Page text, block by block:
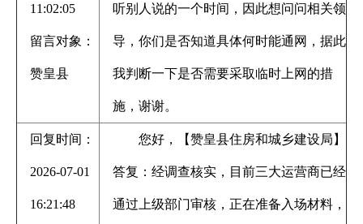
11:02:05
留言对象：
赞皇县
听别人说的一个时间，因此想问问相关领
导，你们是否知道具体何时能通网，据此
我判断一下是否需要采取临时上网的措
施，谢谢。
回复时间：
2026-07-01
16:21:48
您好，【赞皇县住房和城乡建设局】
答复：经调查核实，目前三大运营商已经
通过上级部门审核，正在准备入场材料，